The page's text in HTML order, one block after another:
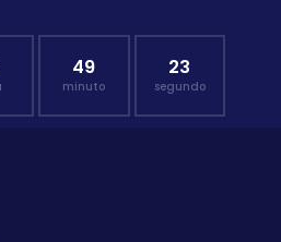
49
minuto
22
segundo